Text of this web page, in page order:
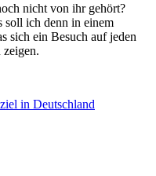
nicht von ihr gehört?
soll ich denn in einem
sich ein Besuch auf jeden